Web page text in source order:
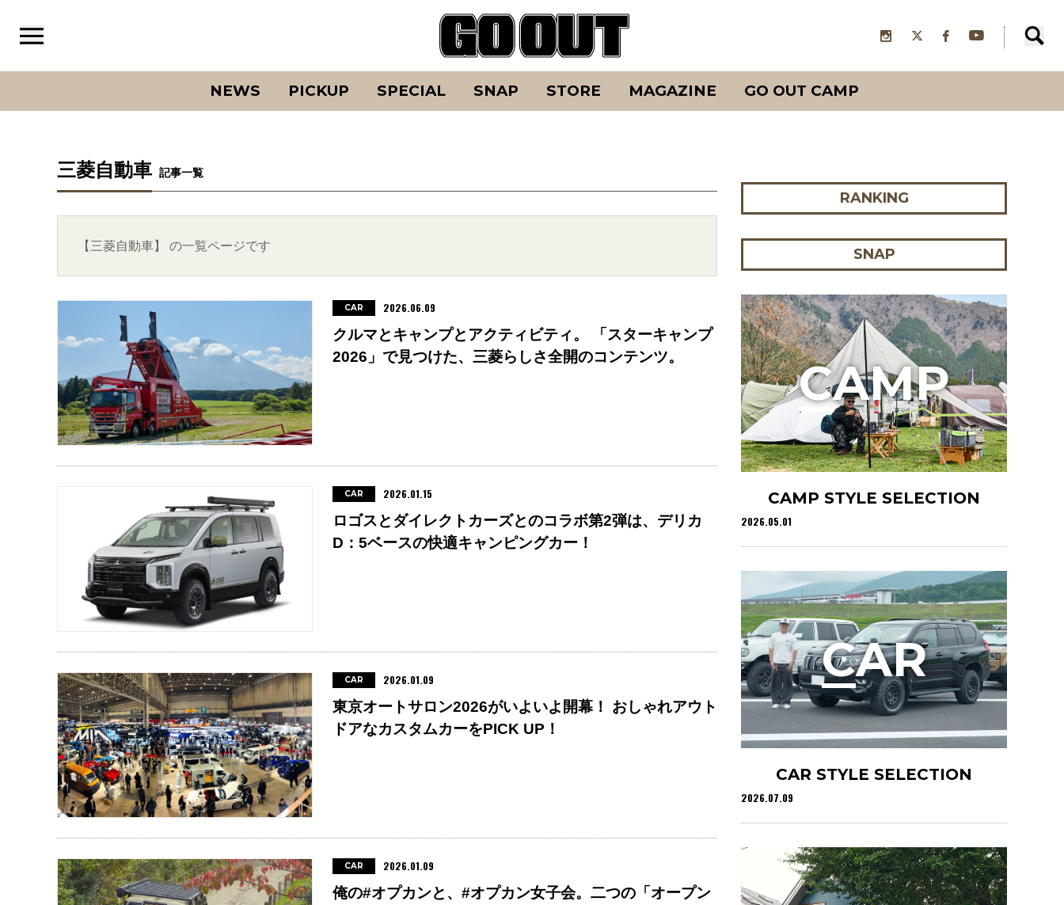
NEWS PICKUP SPECIAL SNAP STORE MAGAZINE GO OUT CAMP
三菱自動車 記事一覧
【三菱自動車】 の一覧ページです
クルマとキャンプとアクティビティ。 「スターキャンプ
2026」で見つけた、三菱らしさ全開のコンテンツ。
CAR 2026.06.09
ロゴスとダイレクトカーズとのコラボ第2弾は、デリカ
D：5ベースの快適キャンピングカー！
CAR 2026.01.15
東京オートサロン2026がいよいよ開幕！ おしゃれアウト
ドアなカスタムカーをPICK UP！
CAR 2026.01.09
俺の#オプカンと、#オプカン女子会。二つの「オープン
CAR 2026.01.09
RANKING
SNAP
CAMP STYLE SELECTION
2026.05.01
CAMP
CAR STYLE SELECTION
2026.07.09
CAR